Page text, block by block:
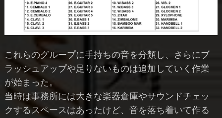
これらのグループに手持ちの音を分類し、さらにブ
ラッシュアップや足りないものは追加していく作業
が始まった。
当時は事務所には大きな楽器倉庫やサウンドチェッ
クするスペースはあったけど、音を落ち着いて作る